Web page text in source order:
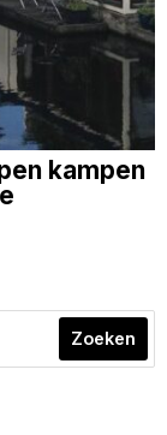
kampen
Zoeken